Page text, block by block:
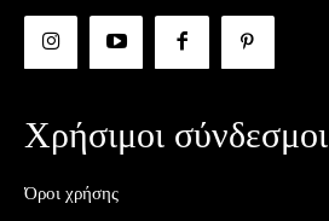
Χρήσιμοι σύνδεσμοι
Όροι χρήσης